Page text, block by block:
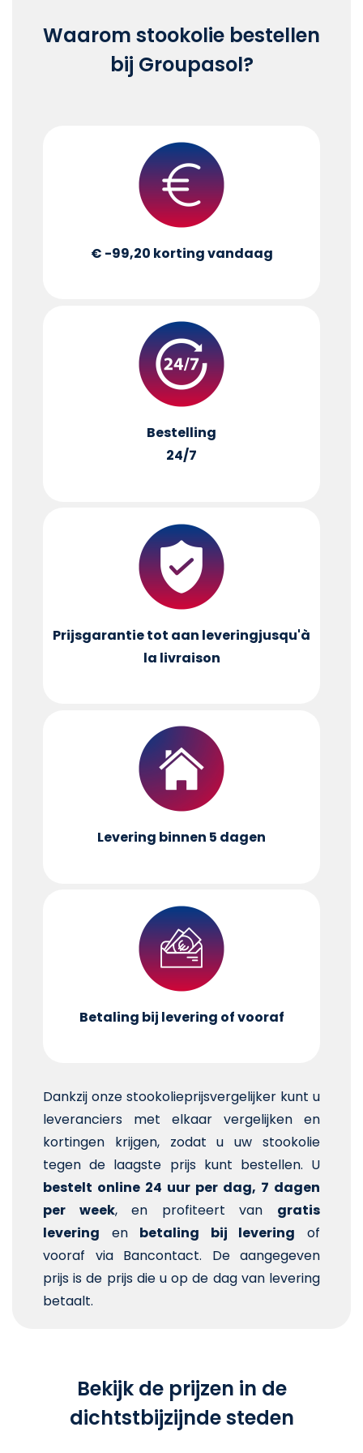
Waarom stookolie bestellen
bij Groupasol?
€ -99,20 korting vandaag
Bestelling
24/7
Prijsgarantie tot aan leveringjusqu'à
la livraison
Levering binnen 5 dagen
Betaling bij levering of vooraf
Dankzij onze stookolieprijsvergelijker kunt u
leveranciers met elkaar vergelijken en
kortingen krijgen, zodat u uw stookolie
tegen de laagste prijs kunt bestellen. U
bestelt online 24 uur per dag, 7 dagen
per week, en profiteert van gratis
levering en betaling bij levering of
vooraf via Bancontact. De aangegeven
prijs is de prijs die u op de dag van levering
betaalt.
Bekijk de prijzen in de
dichtstbijzijnde steden